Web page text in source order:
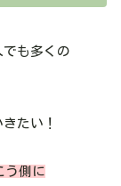
も多くの
たい！
う側に